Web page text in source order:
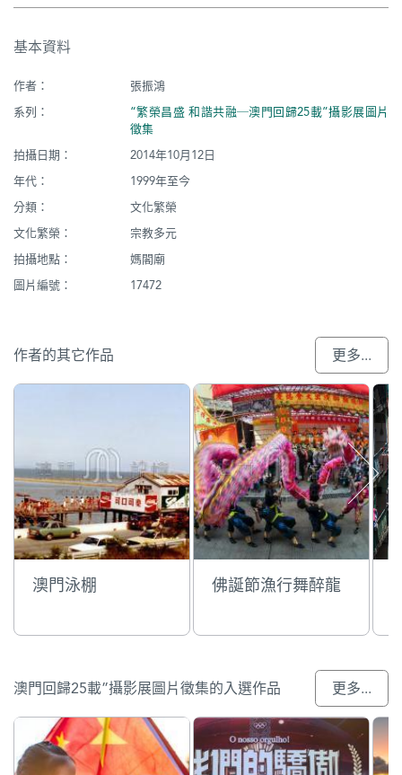
市
基本資料
作者：
張振鴻
系列：
“繁榮昌盛 和諧共融─澳門回歸25載”攝影展圖片
徵集
拍攝日期：
2014年10月12日
年代：
1999年至今
分類：
文化繁榮
文化繁榮：
宗教多元
拍攝地點：
媽閣廟
圖片編號：
17472
作者的其它作品 更多...
澳門泳棚 佛誕節漁行舞醉龍
澳門回歸25載”攝影展圖片徵集的入選作品 更多...